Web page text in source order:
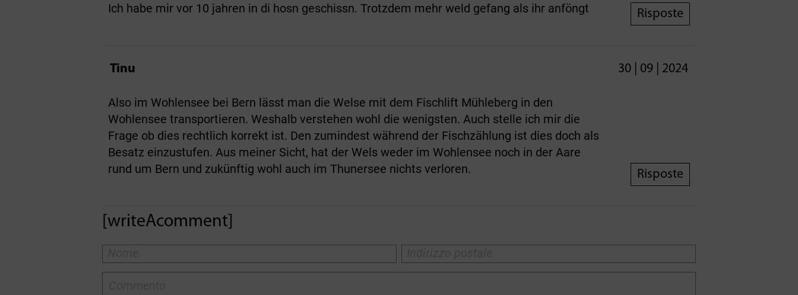
Ich habe mir vor 10 jahren in di hosn geschissn. Trotzdem mehr weld gefang als ihr anföngt Risposte
Tinu 30 | 09 | 2024
Also im Wohlensee bei Bern lässt man die Welse mit dem Fischlift Mühleberg in den
Wohlensee transportieren. Weshalb verstehen wohl die wenigsten. Auch stelle ich mir die
Frage ob dies rechtlich korrekt ist. Den zumindest während der Fischzählung ist dies doch als
Besatz einzustufen. Aus meiner Sicht, hat der Wels weder im Wohlensee noch in der Aare
rund um Bern und zukünftig wohl auch im Thunersee nichts verloren.
Risposte
[writeAcomment]